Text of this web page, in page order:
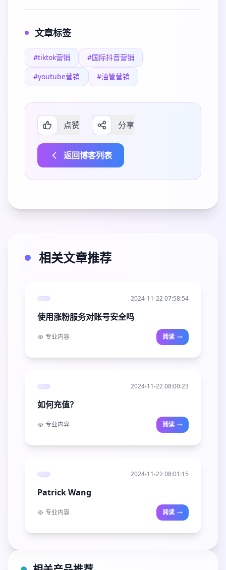
文章标签
#tiktok营销
#国际抖音营销
#youtube营销
#油管营销
点赞 分享
返回博客列表
相关文章推荐
2024-11-22 07:58:54
使用涨粉服务对账号安全吗
专业内容 阅读
2024-11-22 08:00:23
如何充值？
专业内容 阅读
2024-11-22 08:01:15
Patrick Wang
专业内容 阅读